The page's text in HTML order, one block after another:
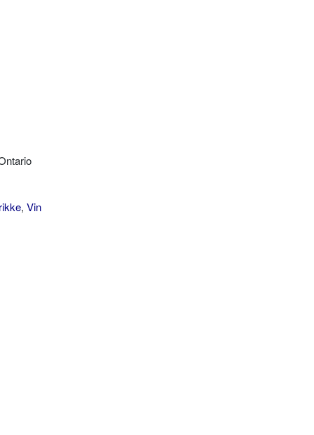
, Vin